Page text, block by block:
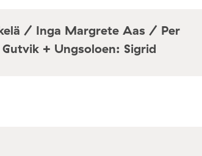
/ Inga Margrete Aas / Per
+ Ungsoloen: Sigrid